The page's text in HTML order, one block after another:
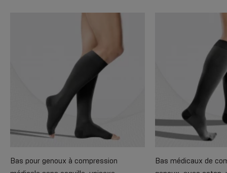
Bas pour genoux à compression
Bas médicaux de